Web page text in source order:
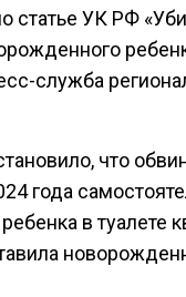
статье УК РФ
служба
что
года
в туалете